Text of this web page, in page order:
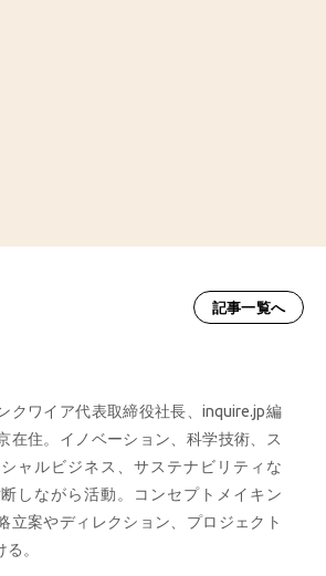
記事一覧へ
クワイア代表取締役社長、inquire.jp編
在住。イノベーション、科学技術、ス
ャルビジネス、サステナビリティな
しながら活動。コンセプトメイキン
立案やディレクション、プロジェクト
。